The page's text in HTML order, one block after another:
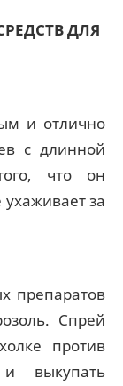
ДЛЯ
и отлично
с длинной
что он
ухаживает за
препаратов
Спрей
против
выкупать